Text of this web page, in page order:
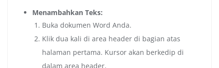
Menambahkan Teks:
Buka dokumen Word Anda.
Klik dua kali di area header di bagian atas
halaman pertama. Kursor akan berkedip di
dalam area header.